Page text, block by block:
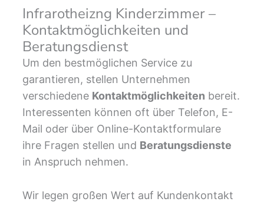
Infrarotheizng Kinderzimmer –
Kontaktmöglichkeiten und
Beratungsdienst
Um den bestmöglichen Service zu
garantieren, stellen Unternehmen
verschiedene Kontaktmöglichkeiten bereit.
Interessenten können oft über Telefon, E-
Mail oder über Online-Kontaktformulare
ihre Fragen stellen und Beratungsdienste
in Anspruch nehmen.
Wir legen großen Wert auf Kundenkontakt